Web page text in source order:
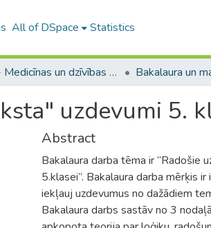
All of DSpace Statistics
A -- Medicīnas un dzīvības zinātņu fakultāte / Faculty of Medicine and Life Sciences
uzdevumi 5.
Abstract
Bakalaura darba tēma ir “Radošie
5.klasei”. Bakalaura darba mērķis
iekļauj uzdevumus no dažādiem
Bakalaura darbs sastāv no 3